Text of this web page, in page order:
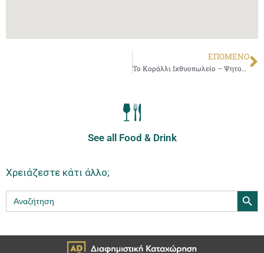
ΕΠΌΜΕΝΟ
Το Κοράλλι Ιχθυοπωλείο – Ψητοπωλείο (Δημοκρίτου 33)
See all Food & Drink
Χρειάζεστε κάτι άλλο;
Search
for:
Search